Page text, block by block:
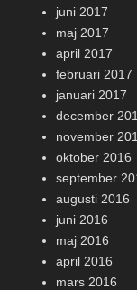
juni 2017
maj 2017
april 2017
februari 2017
januari 2017
december
november
oktober 2016
september
augusti 2016
juni 2016
maj 2016
april 2016
mars 2016